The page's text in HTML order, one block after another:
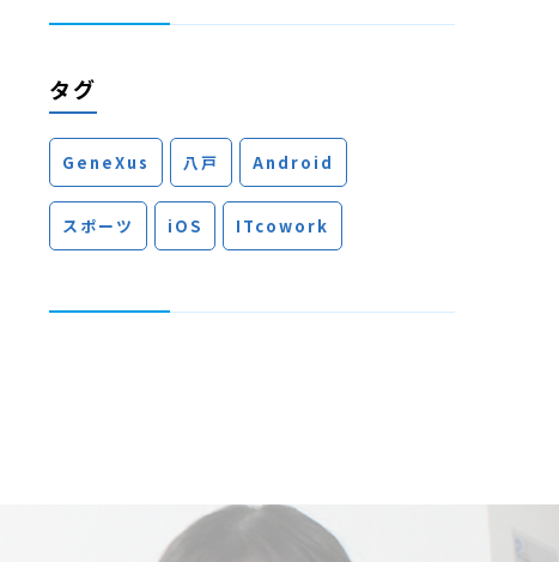
タグ
GeneXus 八戸 Android
スポーツ iOS ITcowork